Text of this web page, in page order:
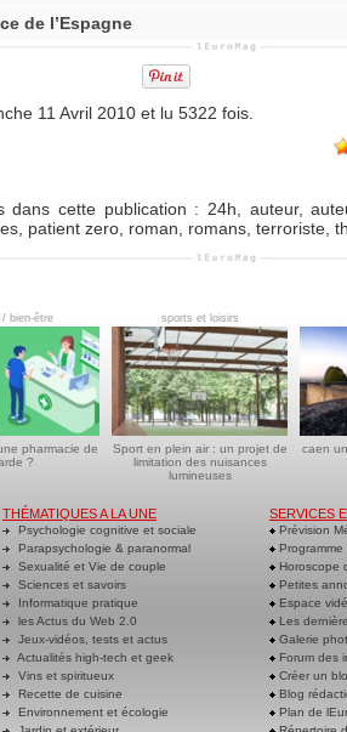
de l’Espagne
11 Avril 2010 et lu 5322 fois.
dans cette publication : 24h auteur,
patient zero roman romans terroriste
bien-être
pharmacie de
?
sports et loisirs
Sport en plein air : un projet de
limitation des nuisances
lumineuses
caen
THÉMATIQUES A LA UNE
Psychologie cognitive et sociale
Parapsychologie & paranormal
Sexualité et Vie de couple
Sciences et savoirs
Informatique pratique
les Actus du Web 2.0
Jeux-vidéos, tests et actus
Actualités high-tech et geek
Vins et spiritueux
Recette de cuisine
Environnement et écologie
SERVICES
Prévision
Programme
Horoscope
Petites
Espace
Les
Galerie
Forum des
Créer un
Blog
Plan de